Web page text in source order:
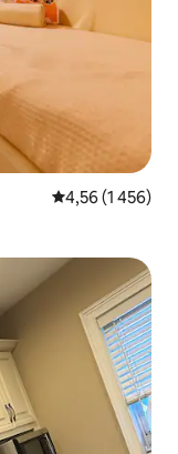
4,56 av 5 i
4,56 (1 456)